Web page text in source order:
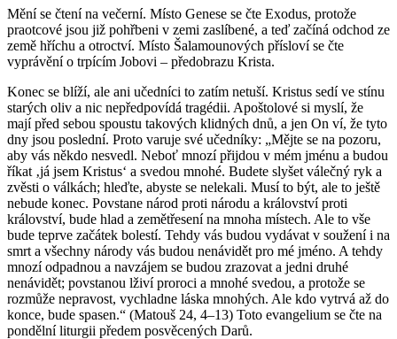
Mění se čtení na večerní. Místo Genese se čte Exodus, protože
praotcové jsou již pohřbeni v zemi zaslíbené, a teď začíná odchod ze
země hříchu a otroctví. Místo Šalamounových přísloví se čte
vyprávění o trpícím Jobovi – předobrazu Krista.
Konec se blíží, ale ani učedníci to zatím netuší. Kristus sedí ve stínu
starých oliv a nic nepředpovídá tragédii. Apoštolové si myslí, že
mají před sebou spoustu takových klidných dnů, a jen On ví, že tyto
dny jsou poslední. Proto varuje své učedníky: „Mějte se na pozoru,
aby vás někdo nesvedl. Neboť mnozí přijdou v mém jménu a budou
říkat ‚já jsem Kristus‘ a svedou mnohé. Budete slyšet válečný ryk a
zvěsti o válkách; hleďte, abyste se nelekali. Musí to být, ale to ještě
nebude konec. Povstane národ proti národu a království proti
království, bude hlad a zemětřesení na mnoha místech. Ale to vše
bude teprve začátek bolestí. Tehdy vás budou vydávat v soužení i na
smrt a všechny národy vás budou nenávidět pro mé jméno. A tehdy
mnozí odpadnou a navzájem se budou zrazovat a jedni druhé
nenávidět; povstanou lživí proroci a mnohé svedou, a protože se
rozmůže nepravost, vychladne láska mnohých. Ale kdo vytrvá až do
konce, bude spasen.“ (Matouš 24, 4–13) Toto evangelium se čte na
pondělní liturgii předem posvěcených Darů.